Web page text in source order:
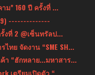
ม” 160 ปี ครั้งที่ ...
39) --------------
งที่ 2 @เซ็นทรัลป...
ทย จัดงาน “SME SH...
า “ฮักหลาย...มหาสาร...
เตรียมเปิดตัว “...